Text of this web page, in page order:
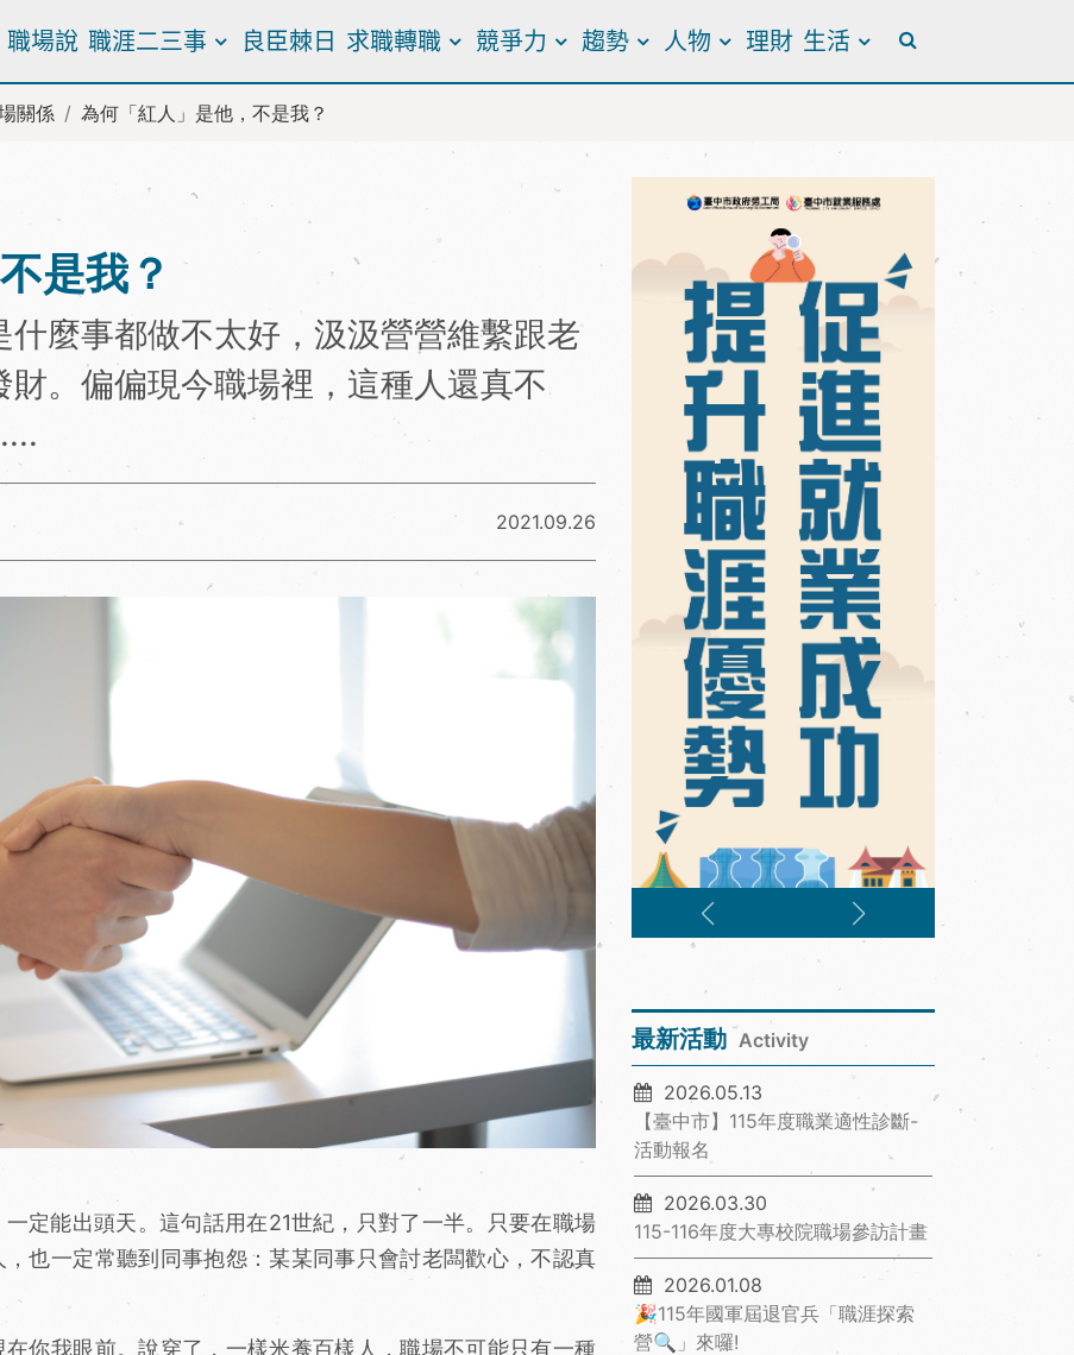
職場說 職涯二三事 良臣棘日 求職轉職 競爭力 趨勢 人物 理財 生活
全站搜尋
關係 為何「紅人」是他，不是我？
是我？
麼事都做不太好，汲汲營營維繫跟老
。偏偏現今職場裡，這種人還真不
2021.09.26
定能出頭天。這句話用在21世紀，只對了一半。只要在職場
也一定常聽到同事抱怨：某某同事只會討老闆歡心，不認真
你我眼前。說穿了，一樣米養百樣人，職場不可能只有一種
最新活動 Activity
2026.05.13
【臺中市】115年度職業適性診斷-
活動報名
2026.03.30
115-116年度大專校院職場參訪計畫
2026.01.08
🎉115年國軍屆退官兵「職涯探索
營🔍」來囉!